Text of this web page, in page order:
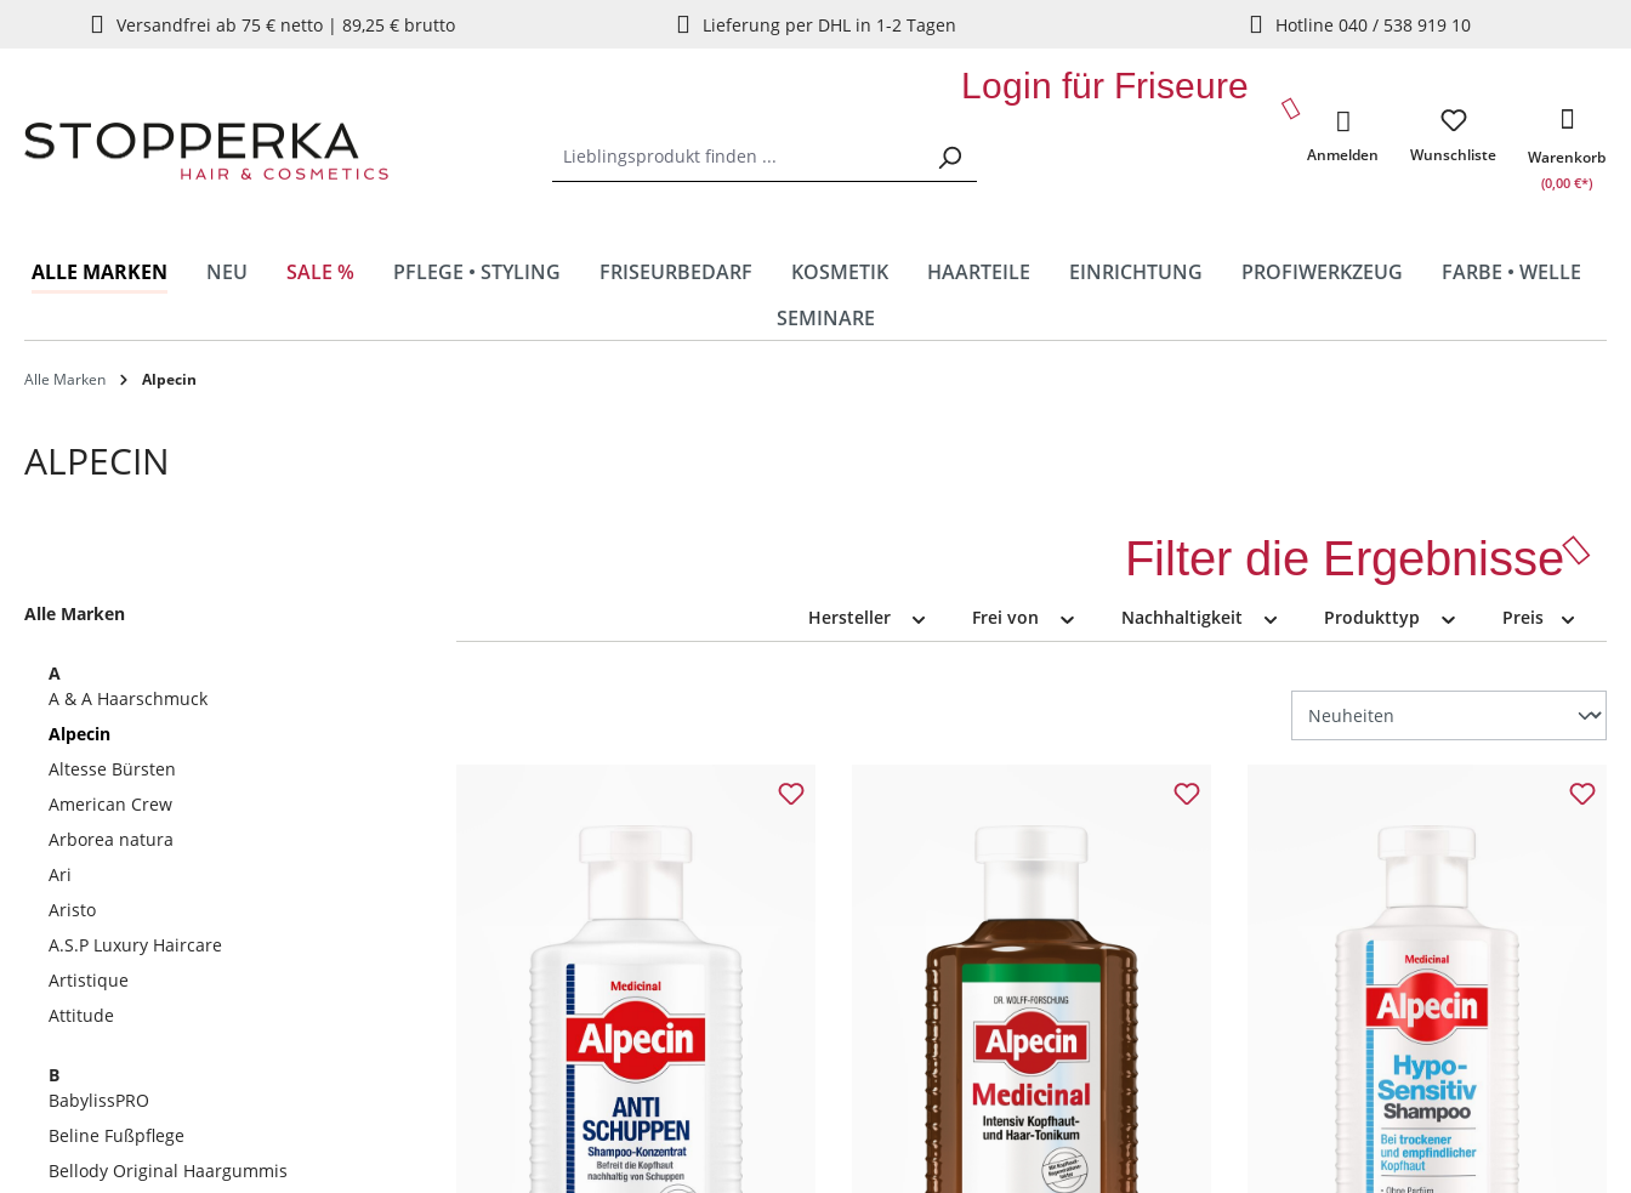
Zur Hauptnavigation springen
Versandfrei ab 75 € netto | 89,25 € brutto Lieferung per DHL in 1-2 Tagen Hotline 040 / 538 919 10
Login für Friseure
Wunschliste
Anmelden Warenkorb
(0,00 €*)
ALLE MARKEN NEU SALE % PFLEGE • STYLING FRISEURBEDARF KOSMETIK HAARTEILE EINRICHTUNG PROFIWERKZEUG
FARBE • WELLE
SEMINARE
Alle Marken Alpecin
ALPECIN
Alle Marken
A
A & A Haarschmuck
Alpecin
Altesse Bürsten
American Crew
Arborea natura
Ari
Aristo
A.S.P Luxury Haircare
Artistique
Attitude
B
BabylissPRO
Beline Fußpflege
Bellody Original Haargummis
Filter die Ergebnisse
Hersteller Frei von Nachhaltigkeit Produkttyp Preis